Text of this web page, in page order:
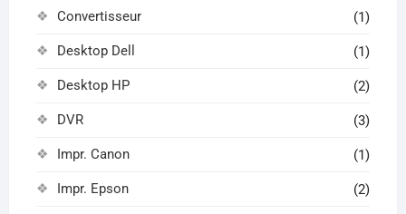
Convertisseur (1)
Desktop Dell (1)
Desktop HP (2)
DVR (3)
Impr. Canon (1)
Impr. Epson (2)